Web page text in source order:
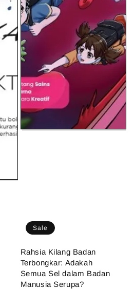
Sale
Rahsia Kilang Badan
Terbongkar: Adakah
Semua Sel dalam Badan
Manusia Serupa?